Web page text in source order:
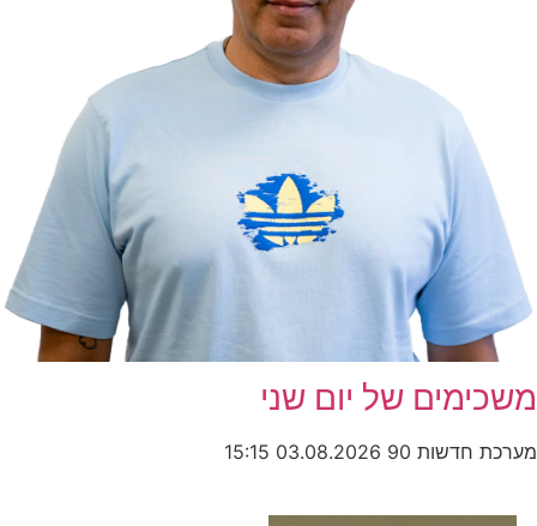
משכימים של יום שני
מערכת חדשות 90 03.08.2026
15:15